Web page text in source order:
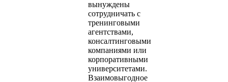
вынуждены
сотрудничать с
тренинговыми
агентствами,
консалтинговыми
компаниями или
корпоративными
университетами.
Взаимовыгодное